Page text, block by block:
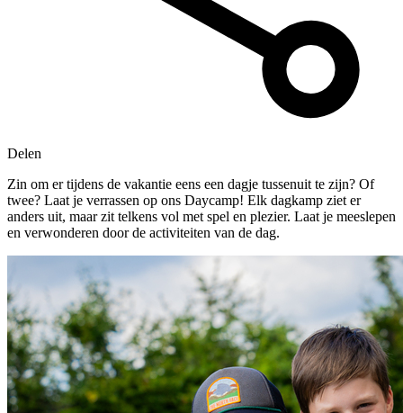
Delen
Zin om er tijdens de vakantie eens een dagje tussenuit te zijn? Of
twee? Laat je verrassen op ons Daycamp! Elk dagkamp ziet er
anders uit, maar zit telkens vol met spel en plezier. Laat je meeslepen
en verwonderen door de activiteiten van de dag.